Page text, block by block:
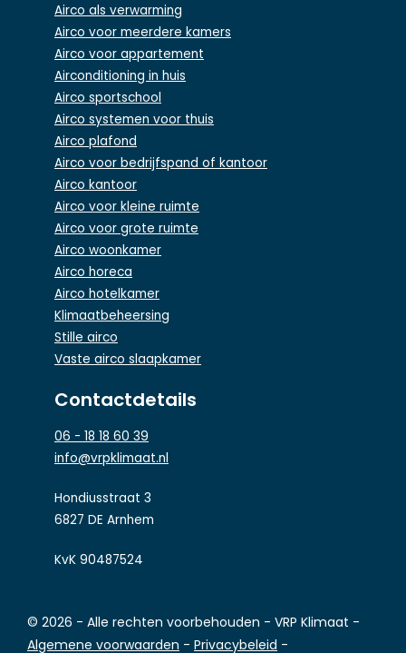
Airco als verwarming
Airco voor meerdere kamers
Airco voor appartement
Airconditioning in huis
Airco sportschool
Airco systemen voor thuis
Airco plafond
Airco voor bedrijfspand of kantoor
Airco kantoor
Airco voor kleine ruimte
Airco voor grote ruimte
Airco woonkamer
Airco horeca
Airco hotelkamer
Klimaatbeheersing
Stille airco
Vaste airco slaapkamer
Contactdetails
06 - 18 18 60 39
info@vrpklimaat.nl
Hondiusstraat 3
6827 DE Arnhem
KvK 90487524
© 2026 - Alle rechten voorbehouden - VRP Klimaat -
Algemene voorwaarden - Privacybeleid -